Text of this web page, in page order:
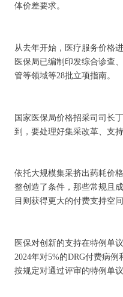
体价差要求。
从去年开始，医疗服务价格
医保局已编制印发综合诊查
管等领域等28批立项指南。
国家医保局价格招采司司长
到，要处理好集采改革、支
依托大规模集采挤出药耗价
整创造了条件，那些常规且
目则获得更大的付费支持空间
医保对创新的支持在特例单
2024年对5%的DRG付费病
按规定对通过评审的特例单